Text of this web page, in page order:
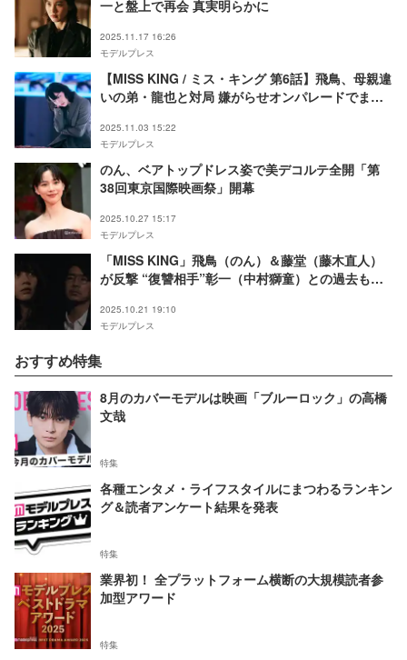
一と盤上で再会 真実明らかに
2025.11.17 16:26
モデルプレス
【MISS KING / ミス・キング 第6話】飛鳥、母親違
いの弟・龍也と対局 嫌がらせオンパレードでまさ
2025.11.03 15:22
モデルプレス
のん、ベアトップドレス姿で美デコルテ全開「第
38回東京国際映画祭」開幕
2025.10.27 15:17
モデルプレス
「MISS KING」飛鳥（のん）＆藤堂（藤木直人）
が反撃 “復讐相手”彰一（中村獅童）との過去も明
2025.10.21 19:10
モデルプレス
おすすめ特集
8月のカバーモデルは映画「ブルーロック」の高橋
文哉
特集
各種エンタメ・ライフスタイルにまつわるランキン
グ＆読者アンケート結果を発表
特集
業界初！ 全プラットフォーム横断の大規模読者参
加型アワード
特集